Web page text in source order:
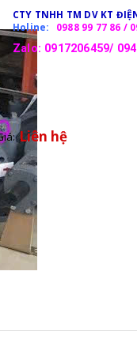
CTY TNHH TM DV KT
Holine:
0988 99 77 86 /
Zalo: 0917206459/
Liên hệ